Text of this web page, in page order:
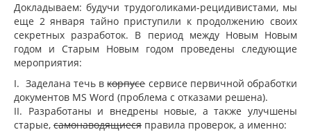
Докладываем: будучи трудоголиками-рецидивистами, мы
еще 2 января тайно приступили к продолжению своих
секретных разработок. В период между Новым Новым
годом и Старым Новым годом проведены следующие
мероприятия:
I. Заделана течь вкорпусесервисе первичной обработки
документов MS Word (проблема с отказами решена).
II. Разработаны и внедрены новые, а также улучшены
старые, самонаводящиеся правила проверок, а именно: